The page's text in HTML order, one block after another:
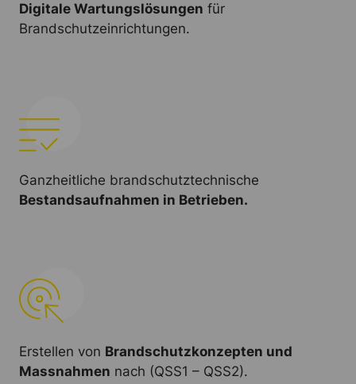
Digitale Wartungslösungen für
Brandschutzeinrichtungen.
Ganzheitliche brandschutztechnische
Bestandsaufnahmen in Betrieben.
Erstellen von Brandschutzkonzepten und
Massnahmen nach (QSS1 – QSS2).